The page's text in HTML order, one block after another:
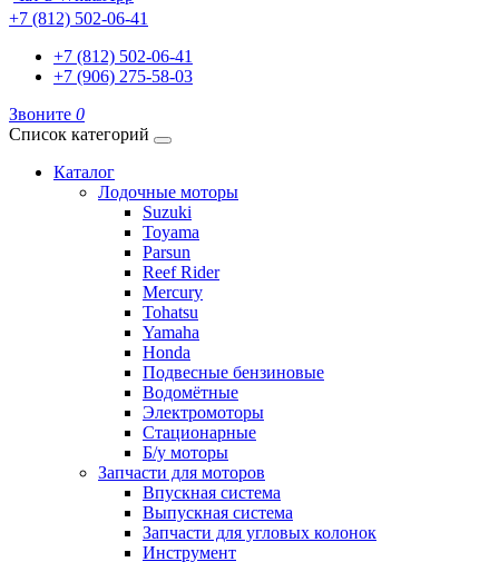
+7 (812) 502-06-41
+7 (812) 502-06-41
+7 (906) 275-58-03
Звоните 0
Список категорий
Каталог
Лодочные моторы
Suzuki
Toyama
Parsun
Reef Rider
Mercury
Tohatsu
Yamaha
Honda
Подвесные бензиновые
Водомётные
Электромоторы
Стационарные
Б/у моторы
Запчасти для моторов
Впускная система
Выпускная система
Запчасти для угловых колонок
Инструмент